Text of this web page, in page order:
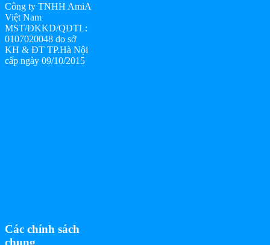
Công ty TNHH AmiA
Việt Nam
MST/ĐKKD/QĐTL:
0107020048 do sở
KH & ĐT TP.Hà Nội
cấp ngày 09/10/2015
Các chính sách
chung